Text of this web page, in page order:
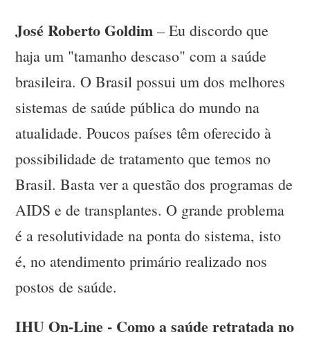
José Roberto Goldim – Eu discordo que
haja um "tamanho descaso" com a saúde
brasileira. O Brasil possui um dos melhores
sistemas de saúde pública do mundo na
atualidade. Poucos países têm oferecido à
possibilidade de tratamento que temos no
Brasil. Basta ver a questão dos programas de
AIDS e de transplantes. O grande problema
é a resolutividade na ponta do sistema, isto
é, no atendimento primário realizado nos
postos de saúde.
IHU On-Line - Como a saúde retratada no